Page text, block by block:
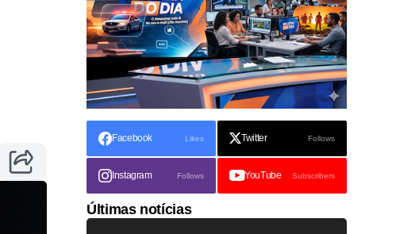
Facebook Likes Twitter Follows
Instagram Follows YouTube Subscribers
Últimas notícias